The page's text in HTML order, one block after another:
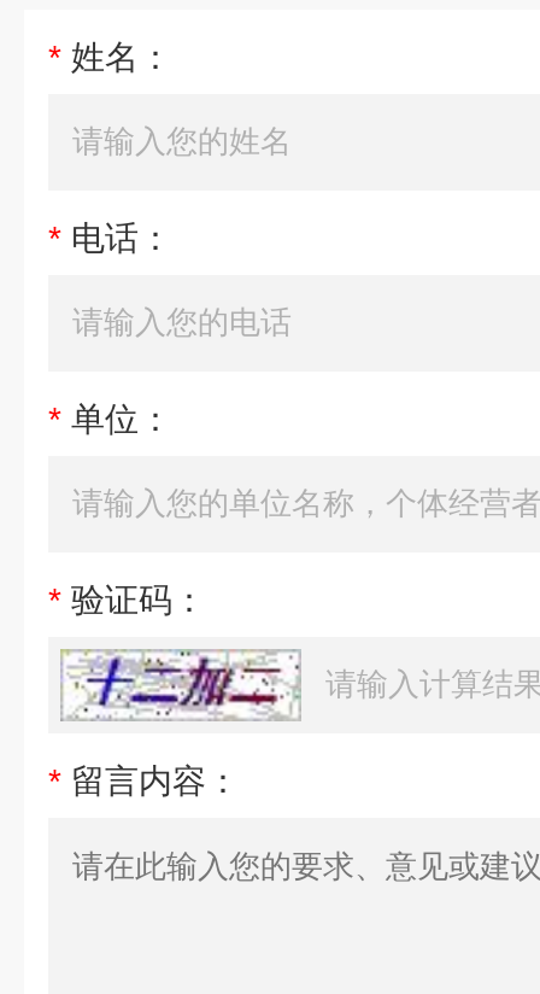
* 姓名：
* 电话：
* 单位：
* 验证码：
* 留言内容：